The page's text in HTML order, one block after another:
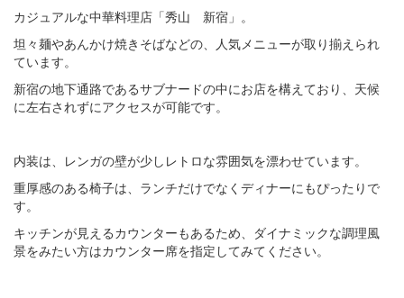
カジュアルな中華料理店「秀山 新宿」。
坦々麺やあんかけ焼きそばなどの、人気メニューが取り揃えられ
ています。
新宿の地下通路であるサブナードの中にお店を構えており、天候
に左右されずにアクセスが可能です。
内装は、レンガの壁が少しレトロな雰囲気を漂わせています。
重厚感のある椅子は、ランチだけでなくディナーにもぴったりで
す。
キッチンが見えるカウンターもあるため、ダイナミックな調理風
景をみたい方はカウンター席を指定してみてください。